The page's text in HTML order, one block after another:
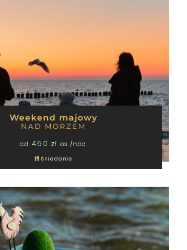
Weekend majowy
NAD MORZEM
od 450 zł os./noc
Śniadanie